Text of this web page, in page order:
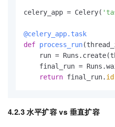
celery_app = Celery(
@celery_app.task
def process_run(
run =
final_run =
return final_run. id
4.2.3 水平扩容 vs 垂直扩容